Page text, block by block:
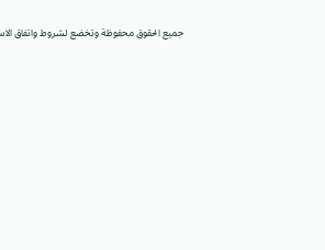
جميع الحقوق محفوظة وتخضع لشروط واتفاق